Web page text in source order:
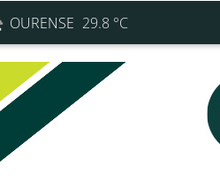
OURENSE 29.8 °C